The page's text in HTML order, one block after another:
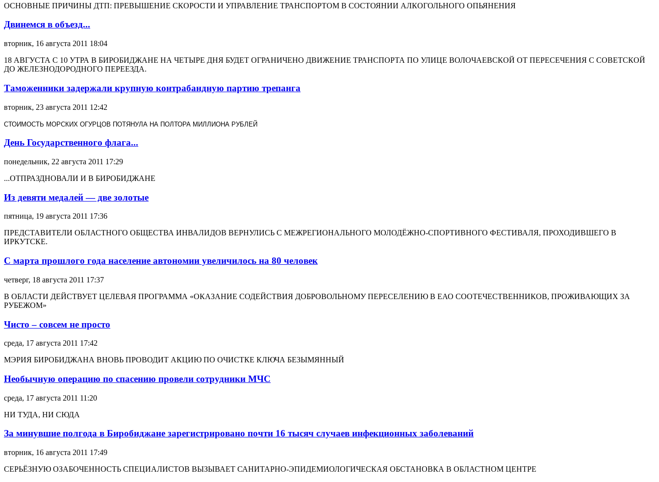
ОСНОВНЫЕ ПРИЧИНЫ ДТП: ПРЕВЫШЕНИЕ СКОРОСТИ И УПРАВЛЕНИЕ ТРАНСПОРТОМ В СОСТОЯНИИ АЛКОГОЛЬНОГО ОПЬЯНЕНИЯ
Двинемся в объезд...
вторник, 16 августа 2011 18:04
18 АВГУСТА С 10 УТРА В БИРОБИДЖАНЕ НА ЧЕТЫРЕ ДНЯ БУДЕТ ОГРАНИЧЕНО ДВИЖЕНИЕ ТРАНСПОРТА ПО УЛИЦЕ ВОЛОЧАЕВСКОЙ ОТ ПЕРЕСЕЧЕНИЯ С СОВЕТСКОЙ
ДО ЖЕЛЕЗНОДОРОДНОГО ПЕРЕЕЗДА.
Таможенники задержали крупную контрабандную партию трепанга
вторник, 23 августа 2011 12:42
СТОИМОСТЬ МОРСКИХ ОГУРЦОВ ПОТЯНУЛА НА ПОЛТОРА МИЛЛИОНА РУБЛЕЙ
День Государственного флага...
понедельник, 22 августа 2011 17:29
...ОТПРАЗДНОВАЛИ И В БИРОБИДЖАНЕ
Из девяти медалей — две золотые
пятница, 19 августа 2011 17:36
ПРЕДСТАВИТЕЛИ ОБЛАСТНОГО ОБЩЕСТВА ИНВАЛИДОВ ВЕРНУЛИСЬ С МЕЖРЕГИОНАЛЬНОГО МОЛОДЁЖНО-СПОРТИВНОГО ФЕСТИВАЛЯ, ПРОХОДИВШЕГО В
ИРКУТСКЕ.
С марта прошлого года население автономии увеличилось на 80 человек
четверг, 18 августа 2011 17:37
В ОБЛАСТИ ДЕЙСТВУЕТ ЦЕЛЕВАЯ ПРОГРАММА «ОКАЗАНИЕ СОДЕЙСТВИЯ ДОБРОВОЛЬНОМУ ПЕРЕСЕЛЕНИЮ В ЕАО СООТЕЧЕСТВЕННИКОВ, ПРОЖИВАЮЩИХ ЗА
РУБЕЖОМ»
Чисто – совсем не просто
среда, 17 августа 2011 17:42
МЭРИЯ БИРОБИДЖАНА ВНОВЬ ПРОВОДИТ АКЦИЮ ПО ОЧИСТКЕ КЛЮЧА БЕЗЫМЯННЫЙ
Необычную операцию по спасению провели сотрудники МЧС
среда, 17 августа 2011 11:20
НИ ТУДА, НИ СЮДА
За минувшие полгода в Биробиджане зарегистрировано почти 16 тысяч случаев инфекционных заболеваний
вторник, 16 августа 2011 17:49
СЕРЬЁЗНУЮ ОЗАБОЧЕННОСТЬ СПЕЦИАЛИСТОВ ВЫЗЫВАЕТ САНИТАРНО-ЭПИДЕМИОЛОГИЧЕСКАЯ ОБСТАНОВКА В ОБЛАСТНОМ ЦЕНТРЕ